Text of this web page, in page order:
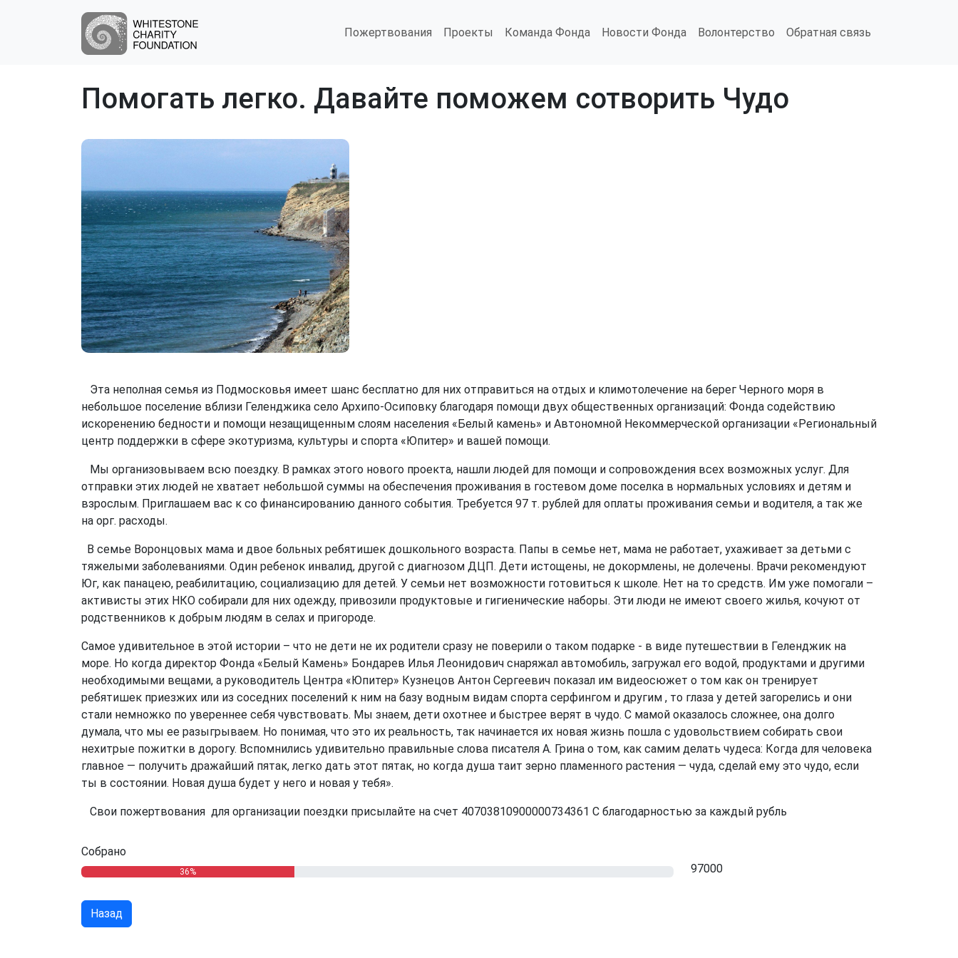
Пожертвования Проекты Команда Фонда Новости Фонда Волонтерство Обратная связь
Помогать легко. Давайте поможем сотворить Чудо
Эта неполная семья из Подмосковья имеет шанс бесплатно для них отправиться на отдых и климотолечение на берег Черного моря в
небольшое поселение вблизи Геленджика село Архипо-Осиповку благодаря помощи двух общественных организаций: Фонда содействию
искоренению бедности и помощи незащищенным слоям населения «Белый камень» и Автономной Некоммерческой организации «Региональный
центр поддержки в сфере экотуризма, культуры и спорта «Юпитер» и вашей помощи.
Мы организовываем всю поездку. В рамках этого нового проекта, нашли людей для помощи и сопровождения всех возможных услуг. Для
отправки этих людей не хватает небольшой суммы на обеспечения проживания в гостевом доме поселка в нормальных условиях и детям и
взрослым. Приглашаем вас к со финансированию данного события. Требуется 97 т. рублей для оплаты проживания семьи и водителя, а так же
на орг. расходы.
В семье Воронцовых мама и двое больных ребятишек дошкольного возраста. Папы в семье нет, мама не работает, ухаживает за детьми с
тяжелыми заболеваниями. Один ребенок инвалид, другой с диагнозом ДЦП. Дети истощены, не докормлены, не долечены. Врачи рекомендуют
Юг, как панацею, реабилитацию, социализацию для детей. У семьи нет возможности готовиться к школе. Нет на то средств. Им уже помогали –
активисты этих НКО собирали для них одежду, привозили продуктовые и гигиенические наборы. Эти люди не имеют своего жилья, кочуют от
родственников к добрым людям в селах и пригороде.
Самое удивительное в этой истории – что не дети не их родители сразу не поверили о таком подарке - в виде путешествии в Геленджик на
море. Но когда директор Фонда «Белый Камень» Бондарев Илья Леонидович снаряжал автомобиль, загружал его водой, продуктами и другими
необходимыми вещами, а руководитель Центра «Юпитер» Кузнецов Антон Сергеевич показал им видеосюжет о том как он тренирует
ребятишек приезжих или из соседних поселений к ним на базу водным видам спорта серфингом и другим , то глаза у детей загорелись и они
стали немножко по увереннее себя чувствовать. Мы знаем, дети охотнее и быстрее верят в чудо. С мамой оказалось сложнее, она долго
думала, что мы ее разыгрываем. Но понимая, что это их реальность, так начинается их новая жизнь пошла с удовольствием собирать свои
нехитрые пожитки в дорогу. Вспомнились удивительно правильные слова писателя А. Грина о том, как самим делать чудеса: Когда для человека
главное — получить дражайший пятак, легко дать этот пятак, но когда душа таит зерно пламенного растения — чуда, сделай ему это чудо, если
ты в состоянии. Новая душа будет у него и новая у тебя».
Свои пожертвования для организации поездки присылайте на счет 40703810900000734361 С благодарностью за каждый рубль
Собрано
36% 97000
Назад